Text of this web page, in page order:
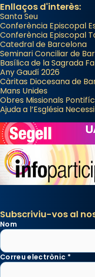
Enllaços d'interès:
Santa Seu
Conferència Episcopal
Conferència Episcopal
Catedral de Barcelona
Seminari Conciliar de
Basílica de la Sagrada
Any Gaudí 2026
Càritas Diocesana de
Mans Unides
Obres Missionals
Ajuda a l’Església
Subscriviu-vos al
Nom
Correu electrònic *